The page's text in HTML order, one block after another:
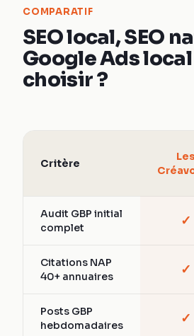
COMPARATIF
SEO local, SEO
Google Ads
choisir ?
Critère
Les
Audit GBP initial
complet
✓
Citations NAP
40+ annuaires
✓
Posts GBP
hebdomadaires
✓